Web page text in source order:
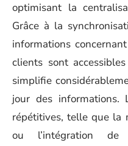
optimisant la
Grâce à la
informations
clients sont
simplifie
jour des informations.
répétitives, telle que la
ou l’intégration de